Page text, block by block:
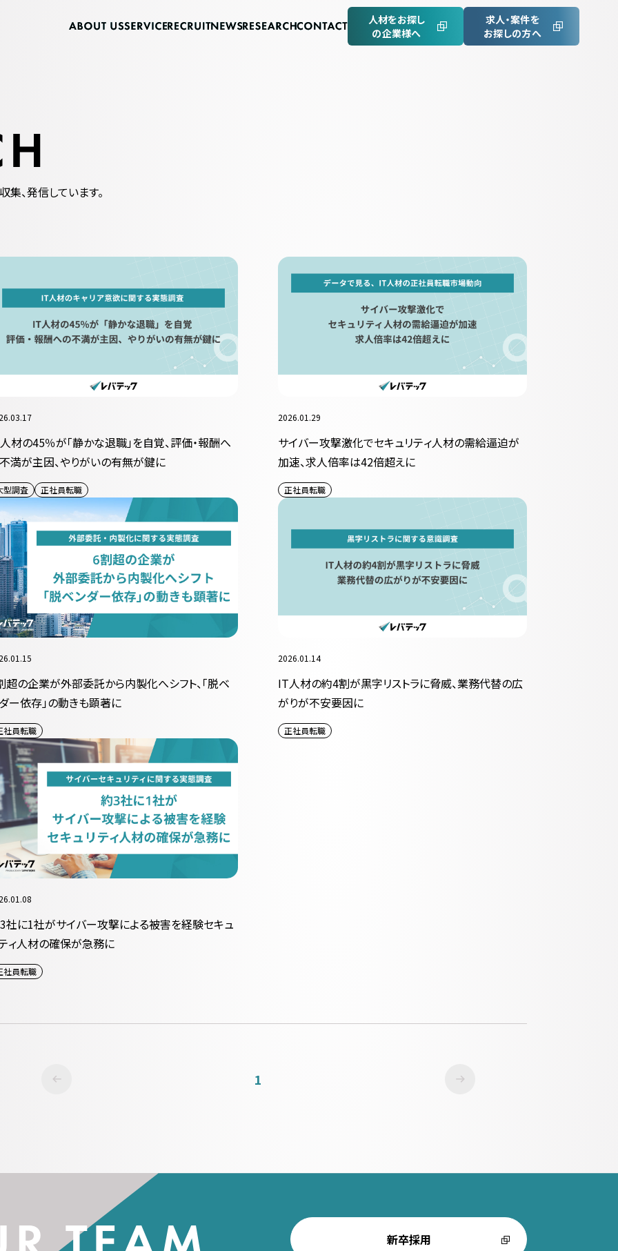
人材をお探し
の企業様へ
求人・案件を
お探しの方へ
、発信しています。
材の45％が「静かな退職」を自覚、評価・報酬へ
満が主因、やりがいの有無が鍵に
型調査 正社員転職
2026.01.29
サイバー攻撃激化でセキュリティ人材の需給逼迫が
加速、求人倍率は42倍超えに
正社員転職
超の企業が外部委託から内製化へシフト、「脱ベ
ー依存」の動きも顕著に
社員転職
2026.01.14
IT人材の約4割が黒字リストラに脅威、業務代替の広
がりが不安要因に
正社員転職
社に1社がサイバー攻撃による被害を経験セキュ
ィ人材の確保が急務に
社員転職
1
新卒採用